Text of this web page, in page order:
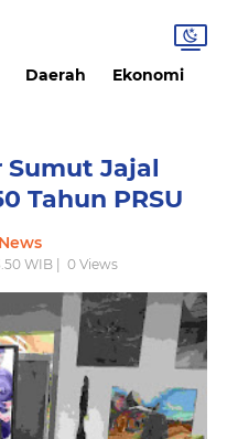
Daerah Ekonomi
Jajal
Tahun PRSU
WIB | 0Views